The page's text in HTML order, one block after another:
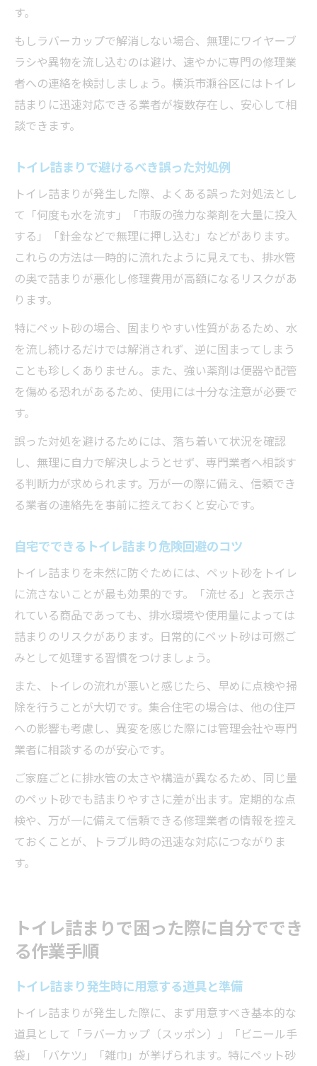
す。
もしラバーカップで解消しない場合、無理にワイヤーブ
ラシや異物を流し込むのは避け、速やかに専門の修理業
者への連絡を検討しましょう。横浜市瀬谷区にはトイレ
詰まりに迅速対応できる業者が複数存在し、安心して相
談できます。
トイレ詰まりで避けるべき誤った対処例
トイレ詰まりが発生した際、よくある誤った対処法とし
て「何度も水を流す」「市販の強力な薬剤を大量に投入
する」「針金などで無理に押し込む」などがあります。
これらの方法は一時的に流れたように見えても、排水管
の奥で詰まりが悪化し修理費用が高額になるリスクがあ
ります。
特にペット砂の場合、固まりやすい性質があるため、水
を流し続けるだけでは解消されず、逆に固まってしまう
ことも珍しくありません。また、強い薬剤は便器や配管
を傷める恐れがあるため、使用には十分な注意が必要で
す。
誤った対処を避けるためには、落ち着いて状況を確認
し、無理に自力で解決しようとせず、専門業者へ相談す
る判断力が求められます。万が一の際に備え、信頼でき
る業者の連絡先を事前に控えておくと安心です。
自宅でできるトイレ詰まり危険回避のコツ
トイレ詰まりを未然に防ぐためには、ペット砂をトイレ
に流さないことが最も効果的です。「流せる」と表示さ
れている商品であっても、排水環境や使用量によっては
詰まりのリスクがあります。日常的にペット砂は可燃ご
みとして処理する習慣をつけましょう。
また、トイレの流れが悪いと感じたら、早めに点検や掃
除を行うことが大切です。集合住宅の場合は、他の住戸
への影響も考慮し、異変を感じた際には管理会社や専門
業者に相談するのが安心です。
ご家庭ごとに排水管の太さや構造が異なるため、同じ量
のペット砂でも詰まりやすさに差が出ます。定期的な点
検や、万が一に備えて信頼できる修理業者の情報を控え
ておくことが、トラブル時の迅速な対応につながりま
す。
トイレ詰まりで困った際に自分ででき
る作業手順
トイレ詰まり発生時に用意する道具と準備
トイレ詰まりが発生した際に、まず用意すべき基本的な
道具として「ラバーカップ（スッポン）」「ビニール手
袋」「バケツ」「雑巾」が挙げられます。特にペット砂